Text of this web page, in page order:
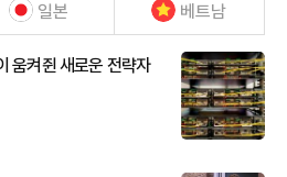
일본 베트남
움켜쥔 새로운 전략자